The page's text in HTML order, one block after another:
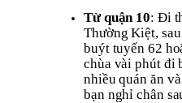
Từ quận 10: Đi
Thường Kiệt,
buýt tuyến 62
chùa vài phút đi
nhiều quán ăn
bạn nghỉ chân